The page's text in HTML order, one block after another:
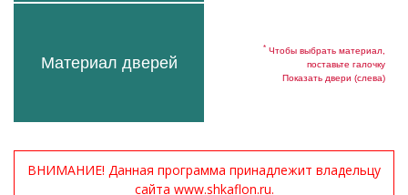
Материал дверей
* Чтобы выбрать материал,
поставьте галочку
Показать двери (слева)
ВНИМАНИЕ! Данная программа принадлежит владельцу
сайта www.shkaflon.ru.